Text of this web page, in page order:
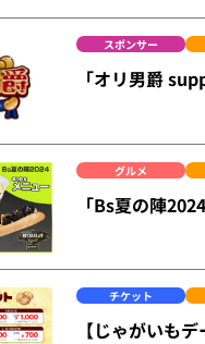
スポンサー
「オリ男爵
グルメ
「Bs夏の陣
チケット
【じゃがいも